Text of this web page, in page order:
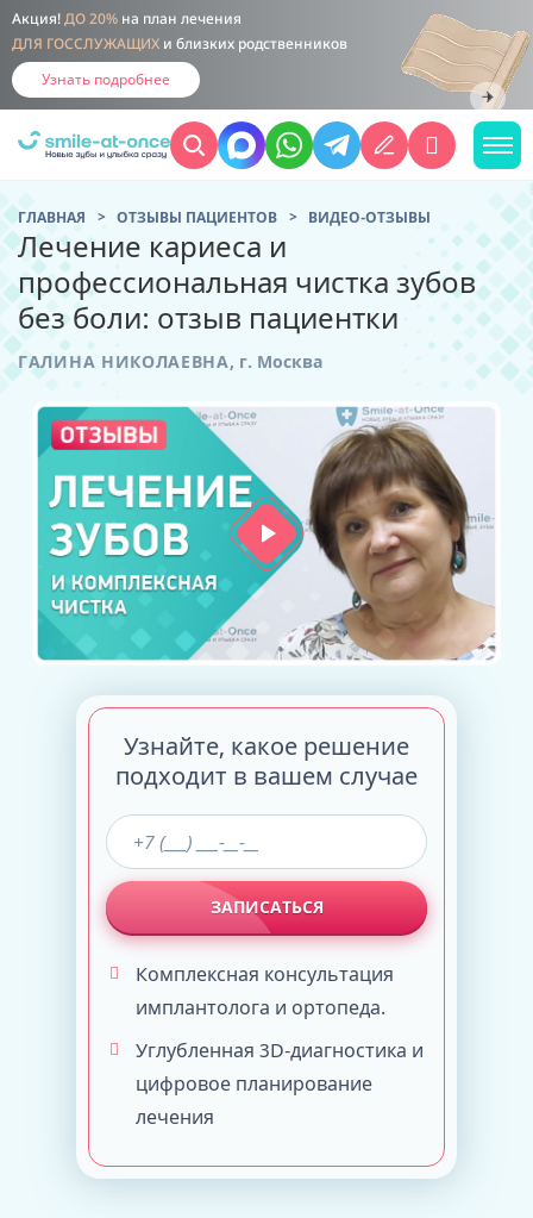
Акция! ДО 20% на план лечения
ДЛЯ ГОССЛУЖАЩИХ и близких родственников
Узнать подробнее
ГЛАВНАЯ ОТЗЫВЫ ПАЦИЕНТОВ ВИДЕО-ОТЗЫВЫ
Лечение кариеса и
профессиональная чистка зубов
без боли: отзыв пациентки
ГАЛИНА НИКОЛАЕВНА, г. Москва
Узнайте, какое решение
подходит в вашем случае
ЗАПИСАТЬСЯ
Комплексная консультация
имплантолога и ортопеда.
Углубленная 3D-диагностика и
цифровое планирование
лечения